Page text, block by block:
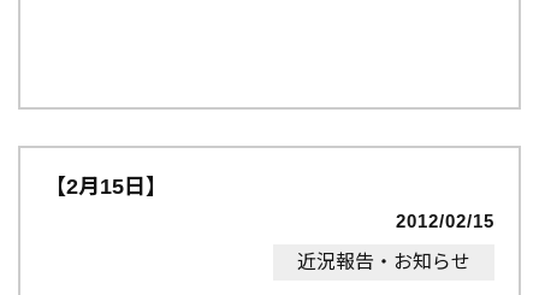
【2月15日】
2012/02/15
近況報告・お知らせ